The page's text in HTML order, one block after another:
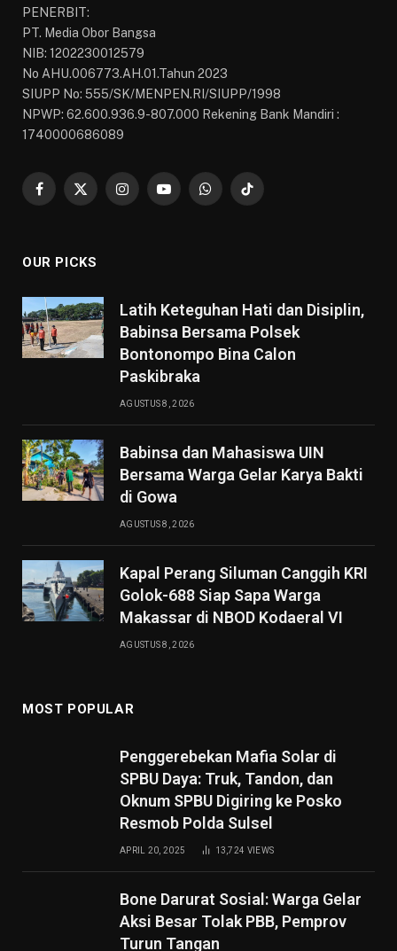
PENERBIT:
PT. Media Obor Bangsa
NIB: 1202230012579
No AHU.006773.AH.01.Tahun 2023
SIUPP No: 555/SK/MENPEN.RI/SIUPP/1998
NPWP: 62.600.936.9-807.000 Rekening Bank Mandiri :
1740000686089
Facebook
X
InstagramYouTubeWhatsAppTikTok
OUR PICKS
Latih Keteguhan Hati dan Disiplin,
Babinsa Bersama Polsek
Bontonompo Bina Calon
Paskibraka
AGUSTUS 8, 2026
Babinsa dan Mahasiswa UIN
Bersama Warga Gelar Karya Bakti
di Gowa
AGUSTUS 8, 2026
Kapal Perang Siluman Canggih KRI
Golok-688 Siap Sapa Warga
Makassar di NBOD Kodaeral VI
AGUSTUS 8, 2026
MOST POPULAR
Penggerebekan Mafia Solar di
SPBU Daya: Truk, Tandon, dan
Oknum SPBU Digiring ke Posko
Resmob Polda Sulsel
APRIL 20, 2025 13,724 VIEWS
Bone Darurat Sosial: Warga Gelar
Aksi Besar Tolak PBB, Pemprov
Turun Tangan